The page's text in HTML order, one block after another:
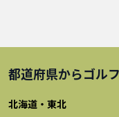
都道府県からゴル
北海道・東北